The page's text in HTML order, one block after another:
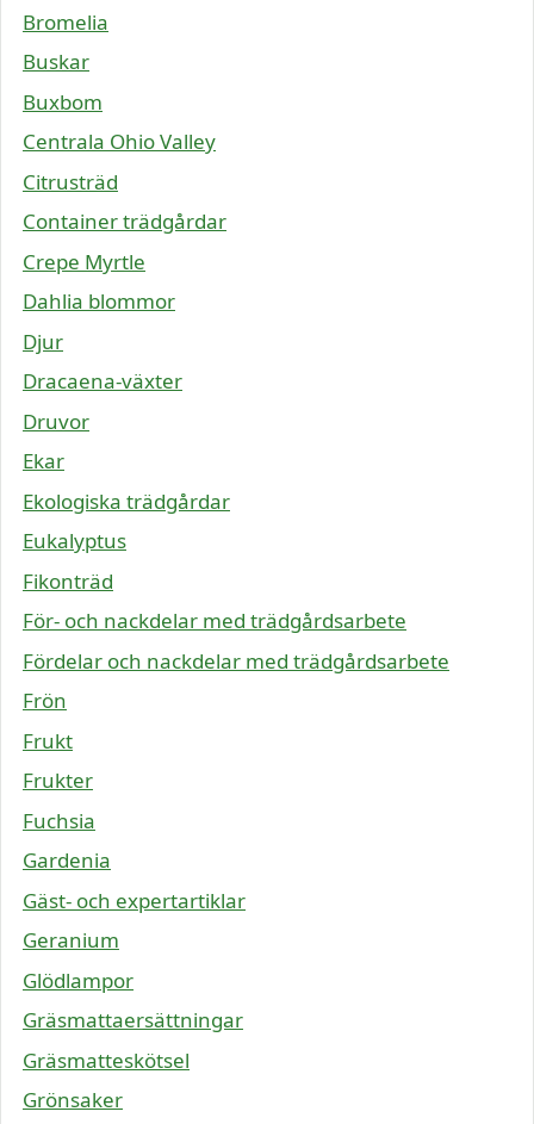
Bromelia
Buskar
Buxbom
Centrala Ohio Valley
Citrusträd
Container trädgårdar
Crepe Myrtle
Dahlia blommor
Djur
Dracaena-växter
Druvor
Ekar
Ekologiska trädgårdar
Eukalyptus
Fikonträd
För- och nackdelar med trädgårdsarbete
Fördelar och nackdelar med trädgårdsarbete
Frön
Frukt
Frukter
Fuchsia
Gardenia
Gäst- och expertartiklar
Geranium
Glödlampor
Gräsmattaersättningar
Gräsmatteskötsel
Grönsaker